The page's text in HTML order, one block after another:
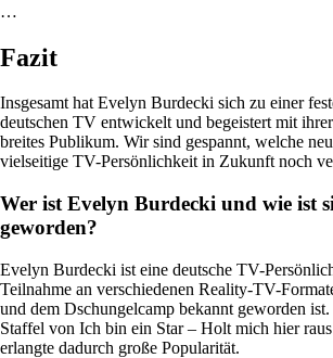
…
Fazit
Insgesamt hat Evelyn Burdecki sich zu einer
deutschen TV entwickelt und begeistert mit
breites Publikum. Wir sind gespannt, welche
vielseitige TV-Persönlichkeit in Zukunft noch
Wer ist Evelyn Burdecki und wie ist
geworden?
Evelyn Burdecki ist eine deutsche TV-
Teilnahme an verschiedenen Reality-TV-
und dem Dschungelcamp bekannt geworden
Staffel von Ich bin ein Star – Holt mich hier
erlangte dadurch große Popularität.